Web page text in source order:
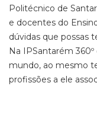
Politécnico de
e docentes do
dúvidas que possas
Na IPSantarém
mundo, ao mesmo
profissões a ele